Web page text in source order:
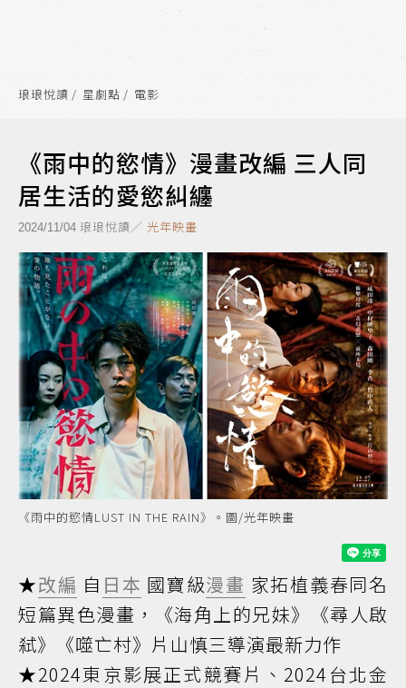
琅琅悅讀 星劇點 電影
《雨中的慾情》漫畫改編 三人同
居生活的愛慾糾纏
2024/11/04 琅琅悅讀／ 光年映畫
《雨中的慾情LUST IN THE RAIN》。圖/光年映畫
★改編 自 日本 國寶級漫畫 家拓植義春同名
短篇異色漫畫，《海角上的兄妹》《尋人啟
弒》《噬亡村》片山慎三導演最新力作
★2024東京影展正式競賽片、2024台北金